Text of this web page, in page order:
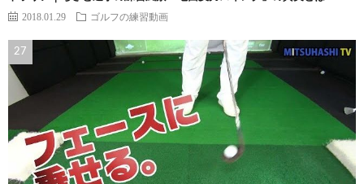
2018.01.29 ゴルフの練習動画